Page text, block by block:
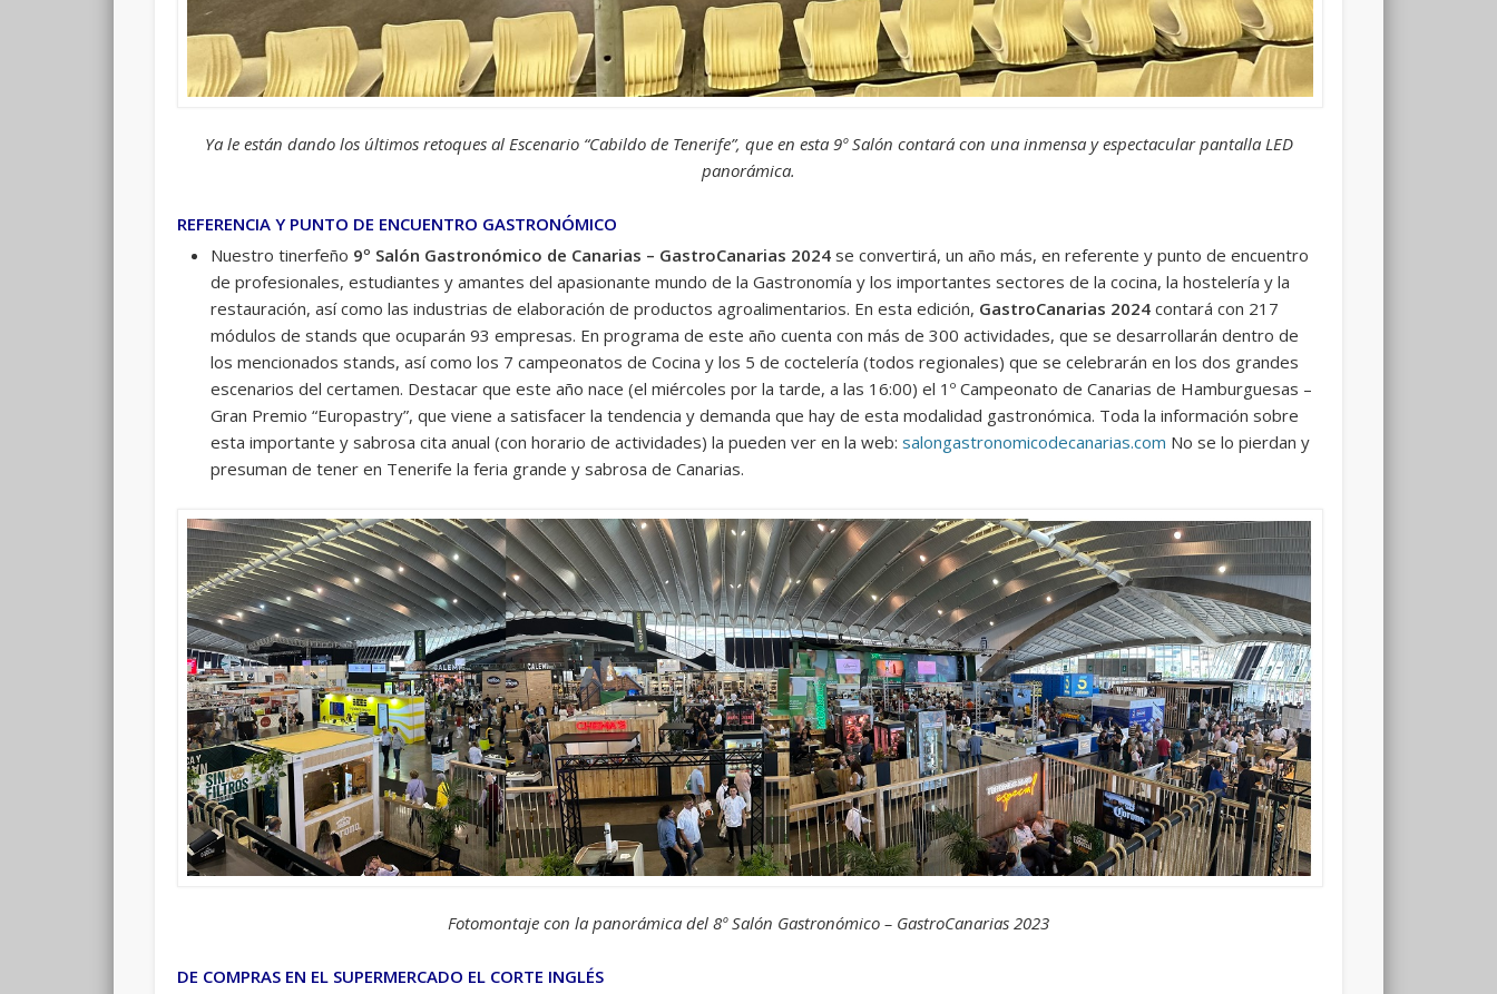
Ya le están dando los últimos retoques al Escenario “Cabildo de Tenerife”, que en esta 9º Salón contará con una inmensa y espectacular pantalla LED
panorámica.
REFERENCIA Y PUNTO DE ENCUENTRO GASTRONÓMICO
Nuestro tinerfeño 9º Salón Gastronómico de Canarias – GastroCanarias 2024se convertirá, un año más, en referente y punto de encuentro
de profesionales, estudiantes y amantes del apasionante mundo de la Gastronomía y los importantes sectores de la cocina, la hostelería y la
restauración, así como las industrias de elaboración de productos agroalimentarios. En esta edición, GastroCanarias 2024contará con 217
módulos de stands que ocuparán 93 empresas. En programa de este año cuenta con más de 300 actividades, que se desarrollarán dentro de
los mencionados stands, así como los 7 campeonatos de Cocina y los 5 de coctelería (todos regionales) que se celebrarán en los dos grandes
escenarios del certamen. Destacar que este año nace (el miércoles por la tarde, a las 16:00) el 1º Campeonato de Canarias de Hamburguesas –
Gran Premio “Europastry”, que viene a satisfacer la tendencia y demanda que hay de esta modalidad gastronómica. Toda la información sobre
esta importante y sabrosa cita anual (con horario de actividades) la pueden ver en la web: salongastronomicodecanarias.com No se lo pierdan y
presuman de tener en Tenerife la feria grande y sabrosa de Canarias.
Fotomontaje con la panorámica del 8º Salón Gastronómico – GastroCanarias 2023
DE COMPRAS EN EL SUPERMERCADO EL CORTE INGLÉS